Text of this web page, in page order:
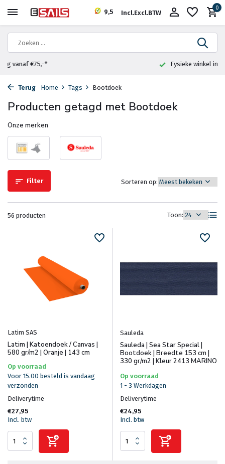
9,5 Incl.Excl.BTW
0
Fysieke winkel in Heemstede
Terug Home Tags Bootdoek
Producten getagd met Bootdoek
Onze merken
Filter
56 producten Toon:
Sorteren op:
Latim SAS
Latim | Katoendoek / Canvas |
580 gr/m2 | Oranje | 143 cm
Op voorraad
Voor 15.00 besteld is vandaag
verzonden
Deliverytime
€27,95
Incl. btw
Sauleda
Sauleda | Sea Star Special |
Bootdoek | Breedte 153 cm |
330 gr/m2 | Kleur 2413 MARINO
Op voorraad
1 - 3 Werkdagen
Deliverytime
€24,95
Incl. btw